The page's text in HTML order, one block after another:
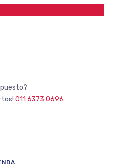
011 6373 0696